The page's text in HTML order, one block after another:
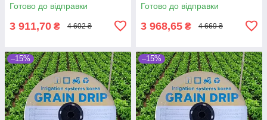
Готово до відправки
3 911,70 ₴ 4 602 ₴
Готово до відправки
3 968,65 ₴ 4 669 ₴
–15% –15%